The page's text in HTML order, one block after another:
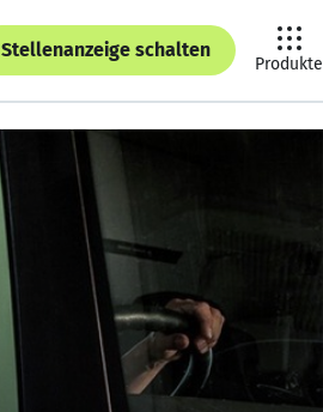
Stellenanzeige schalten
Produkte